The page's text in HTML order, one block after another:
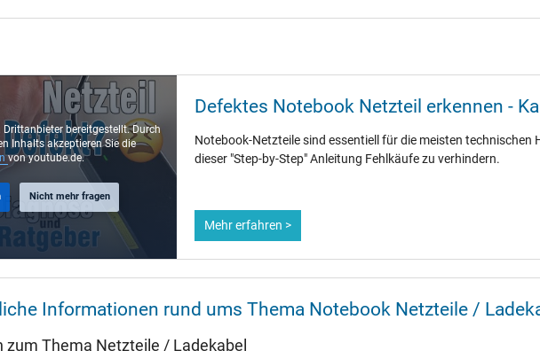
/ innen
Nein
(ca.)
bereitgestellt. Durch
Inhalts akzeptieren Sie die
von youtube.de.
Nicht mehr fragen
Defektes Notebook Netzteil erkennen -
Notebook-Netzteile sind essentiell für die meisten
dieser "Step-by-Step" Anleitung Fehlkäufe zu verhindern.
Mehr erfahren >
Informationen rund ums Thema Notebook Netzteile /
zum Thema Netzteile / Ladekabel